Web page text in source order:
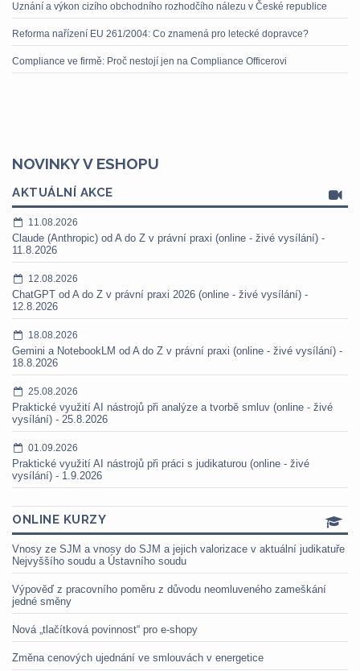
Uznání a výkon cizího obchodního rozhodčího nálezu v České republice
Reforma nařízení EU 261/2004: Co znamená pro letecké dopravce?
Compliance ve firmě: Proč nestojí jen na Compliance Officerovi
NOVINKY V ESHOPU
AKTUÁLNÍ AKCE
11.08.2026
Claude (Anthropic) od A do Z v právní praxi (online - živé vysílání) -
11.8.2026
12.08.2026
ChatGPT od A do Z v právní praxi 2026 (online - živé vysílání) -
12.8.2026
18.08.2026
Gemini a NotebookLM od A do Z v právní praxi (online - živé vysílání) -
18.8.2026
25.08.2026
Praktické využití AI nástrojů při analýze a tvorbě smluv (online - živé
vysílání) - 25.8.2026
01.09.2026
Praktické využití AI nástrojů při práci s judikaturou (online - živé
vysílání) - 1.9.2026
ONLINE KURZY
Vnosy ze SJM a vnosy do SJM a jejich valorizace v aktuální judikatuře
Nejvyššího soudu a Ústavního soudu
Výpověď z pracovního poměru z důvodu neomluveného zameškání
jedné směny
Nová „tlačítková povinnost“ pro e-shopy
Změna cenových ujednání ve smlouvách v energetice